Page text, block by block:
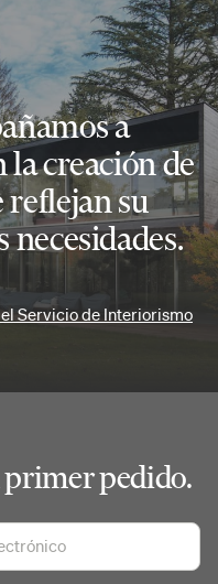
a
la creación de
reflejan su
necesidades.
Servicio de Interiorismo
primer pedido.